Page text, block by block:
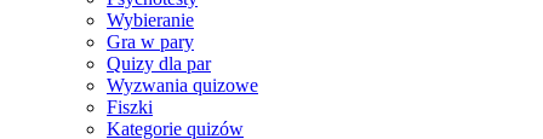
Wybieranie
Gra w pary
Quizy dla par
Wyzwania quizowe
Fiszki
Kategorie quizów